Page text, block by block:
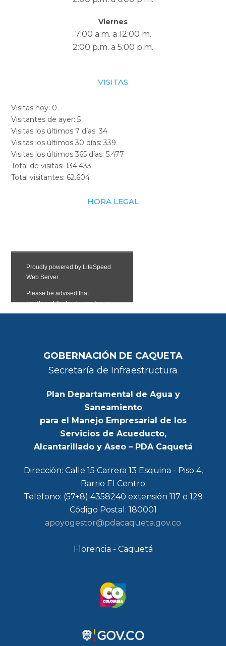
Viernes
7:00 a.m. a 12:00 m.
2:00 p.m. a 5:00 p.m.
VISITAS
Visitas hoy: 0
Visitantes de ayer:5
Visitas los últimos 7 días:34
Visitas los últimos 30 días:339
Visitas los últimos 365 días:5.477
Total de visitas:134.433
Total visitantes: 62.604
HORA LEGAL
GOBERNACIÓN DE CAQUETA
Secretaría de Infraestructura
Plan Departamental de Agua y
Saneamiento
para el Manejo Empresarial de los
Servicios de Acueducto,
Alcantarillado y Aseo – PDA Caquetá
Dirección: Calle 15 Carrera 13 Esquina - Piso 4,
Barrio El Centro
Teléfono: (57+8) 4358240 extensión 117 o 129
Código Postal: 180001
apoyogestor@pdacaqueta.gov.co
Florencia - Caquetá